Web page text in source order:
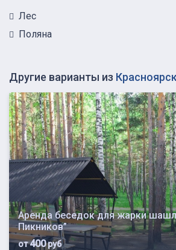
Лес
Поляна
Другие варианты из Красноярск
Аренда беседок для жарки
Пикников”
от400руб